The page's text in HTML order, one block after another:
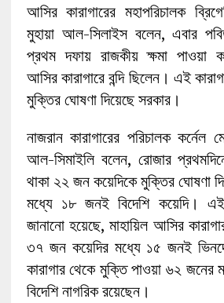
আসির কারাগারের মহাপরিচালক
মুহায়া আল-সিলাইস বলেন, এবার
প্রথম দফায় রাজকীয় ক্ষমা পাওয়া
আসির কারাগারে বন্দি ছিলেন। এই
মুক্তির ঘোষণা দিয়েছে সরকার।
নাজরান কারাগারের পরিচালক কর্নেল
আল-সিমাইলি বলেন, রোজার
থাকা ২২ জন কয়েদিকে মুক্তির ঘোষণা
মধ্যে ১৮ জনই বিদেশি কয়েদি।
জানানো হয়েছে, মাহায়িল আসির
৩৭ জন কয়েদির মধ্যে ১৫ জনই
কারাগার থেকে মুক্তি পাওয়া ৬২
বিদেশি নাগরিক রয়েছেন।